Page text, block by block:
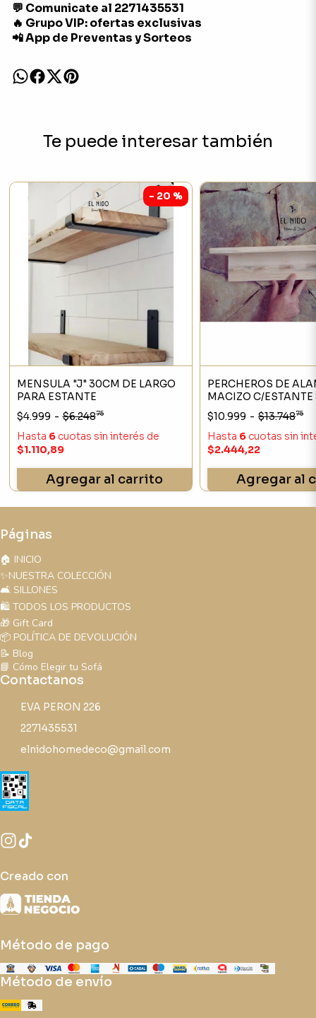
💬 Comunicate al 2271435531
🔥 Grupo VIP: ofertas exclusivas
📲 App de Preventas y Sorteos
Te puede interesar también
- 20 %
MENSULA "J" 30CM DE LARGO
PARA ESTANTE
$4.999 - $6.24875
Hasta 6cuotas sin interés de
$1.110,89
Agregar al carrito
PERCHEROS DE
MACIZO C/
$10.999 - $13.74875
Hasta 6 cuotas sin
$2.444,22
Agregar al
Páginas
🏠 INICIO
✨NUESTRA COLECCIÓN
🛋️ SILLONES
🛍️ TODOS LOS PRODUCTOS
🎁 Gift Card
📦 POLÍTICA DE DEVOLUCIÓN
📝 Blog
📘 Cómo Elegir tu Sofá
Contactanos
EVA PERON 226
2271435531
elnidohomedeco@gmail.com
Creado con
Método de pago
Método de envío